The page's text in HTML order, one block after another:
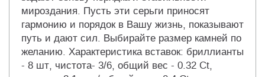
мироздания. Пусть эти серьги приносят
гармонию и порядок в Вашу жизнь, показывают
путь и дают сил. Выбирайте размер камней по
желанию. Характеристика вставок: бриллианты
- 8 шт, чистота- 3/6, общий вес - 0.32 Ct,